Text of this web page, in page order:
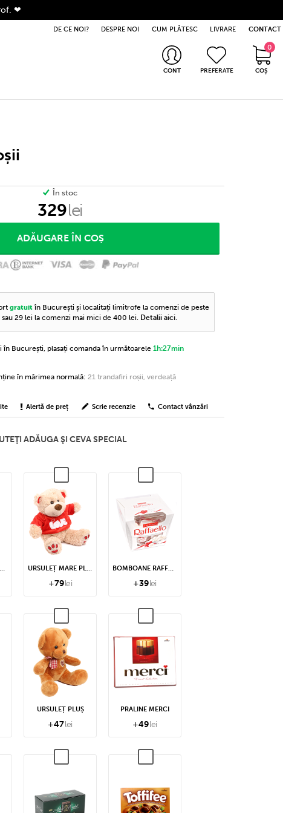
DE CE NOI? DESPRE NOI CUM PLĂTESC LIVRARE CONTACT
CONT
Nu ai cont? Apasă aici
PREFERATE
0
COȘ
0 produse
❤
În stoc
329lei
gratuit în București și localitați limitrofe la comenzi de peste
29 lei la comenzi mai mici de 400 lei. Detalii aici
în București, plasați comanda în următoarele 1h:27min
în mărimea normală: 21 trandafiri roșii, verdeață
Alertă de preț Scrie recenzie Contact vânzări
ADĂUGA ŞI CEVA SPECIAL
VAZĂ TRANSPARENTĂ URSULEȚ MARE PLUȘ
+79lei
BOMBOANE RAFFAELLO
+39lei
URSULEȚ PLUȘ
+47lei
PRALINE MERCI
+49lei